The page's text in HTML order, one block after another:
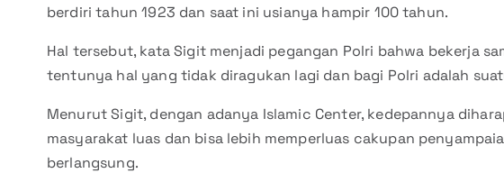
berdiri tahun 1923 dan saat ini usianya hampir 100 tahun.
Hal tersebut, kata Sigit menjadi pegangan Polri bahwa bekerja
tentunya hal yang tidak diragukan lagi dan bagi Polri adalah
Menurut Sigit, dengan adanya Islamic Center, kedepannya
masyarakat luas dan bisa lebih memperluas cakupan
berlangsung.